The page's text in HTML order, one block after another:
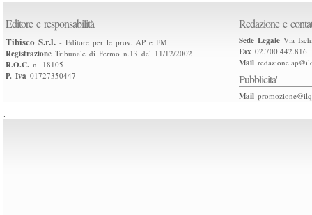
Editore e responsabilità
Tibisco S.r.l. - Editore per le prov. AP e FM
Registrazione Tribunale di Fermo n.13 del 11/12/2002
R.O.C. n. 18105
P. Iva 01727350447
Redazione e
Sede Legale Via
Fax 02.700.442.816
Mail
Pubblicita'
Mail
.